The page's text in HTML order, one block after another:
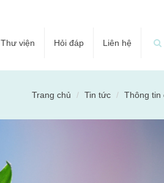
Thư viện Hỏi đáp Liên hệ
Trang chủ Tin tức Thông tin